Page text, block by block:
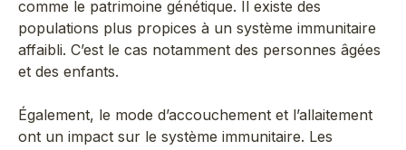
comme le patrimoine génétique. Il existe des
populations plus propices à un système immunitaire
affaibli. C’est le cas notamment des personnes âgées
et des enfants.
Également, le mode d’accouchement et l’allaitement
ont un impact sur le système immunitaire. Les